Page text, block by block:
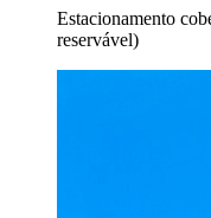
Estacionamento
reservável)